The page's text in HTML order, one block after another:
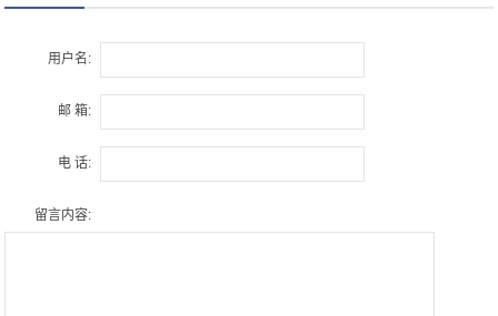
用户名:
邮 箱:
电 话:
留言内容: